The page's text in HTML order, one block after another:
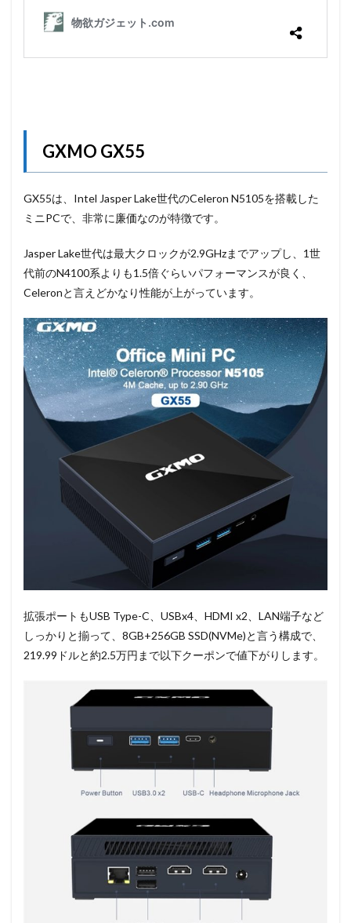
GXMO GX55
GX55は、Intel Jasper Lake世代のCeleron N5105を搭載した
ミニPCで、非常に廉価なのが特徴です。
Jasper Lake世代は最大クロックが2.9GHzまでアップし、1世
代前のN4100系よりも1.5倍ぐらいパフォーマンスが良く、
Celeronと言えどかなり性能が上がっています。
拡張ポートもUSB Type-C、USBx4、HDMI x2、LAN端子など
しっかりと揃って、8GB+256GB SSD(NVMe)と言う構成で、
219.99ドルと約2.5万円まで以下クーポンで値下がりします。